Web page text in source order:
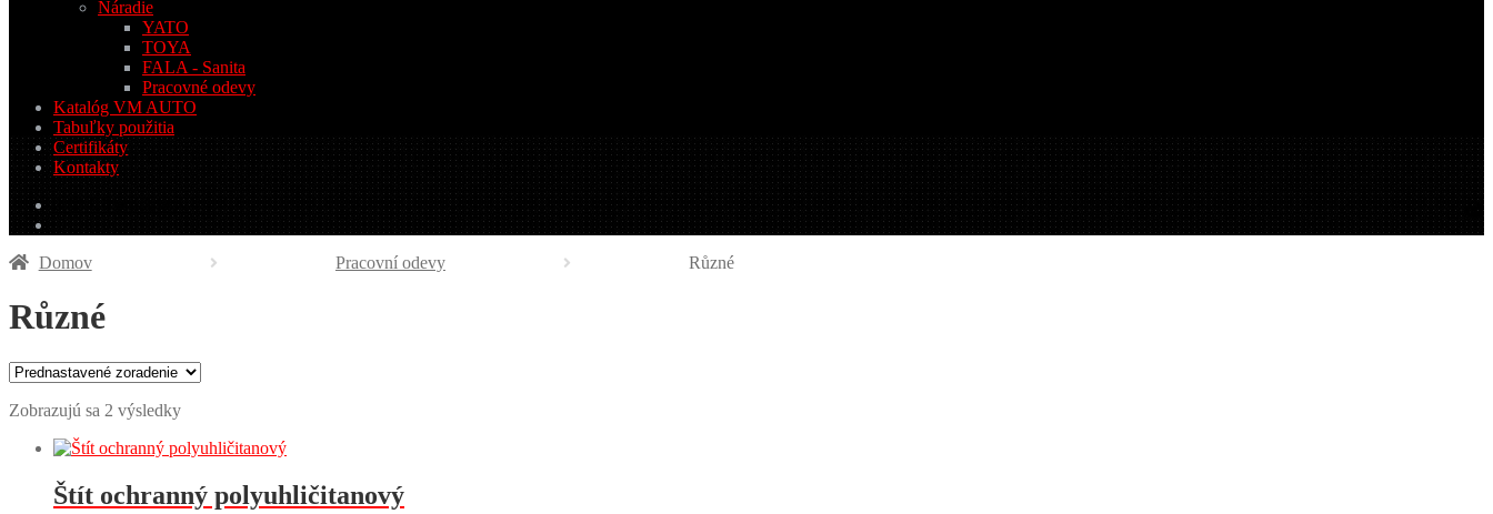
Náradie
YATO
TOYA
FALA - Sanita
Pracovné odevy
Katalóg VM AUTO
Tabuľky použitia
Certifikáty
Kontakty
0.00 € 0 produktov
Domov Pracovní odevy Různé
Různé
Zobrazujú sa 2 výsledky
Štít ochranný polyuhličitanový